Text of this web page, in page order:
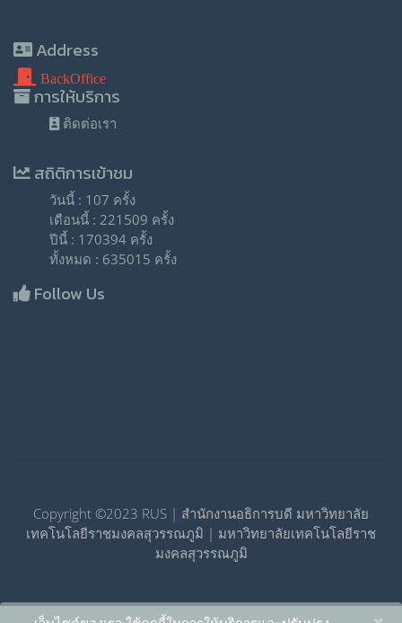
Address
BackOffice
การให้บริการ
ติดต่อเรา
สถิติการเข้าชม
วันนี้ : 107 ครั้ง
เดือนนี้ : 221509 ครั้ง
ปีนี้ : 170394 ครั้ง
ทั้งหมด : 635015 ครั้ง
Follow Us
Copyright ©2023 RUS | สำนักงานอธิการบดี มหาวิทยาลัย
เทคโนโลยีราชมงคลสุวรรณภูมิ | มหาวิทยาลัยเทคโนโลยีราช
มงคลสุวรรณภูมิ